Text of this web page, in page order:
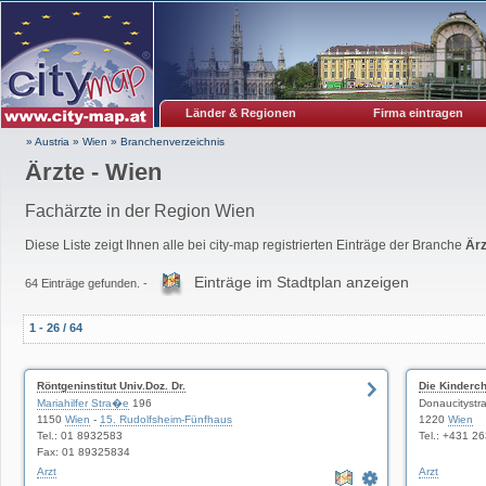
Länder & Regionen Firma eintragen
» Austria » Wien » Branchenverzeichnis
Ärzte - Wien
Fachärzte in der Region Wien
Diese Liste zeigt Ihnen alle bei city-map registrierten Einträge der Branche
64 Einträge gefunden. - Einträge im Stadtplan anzeigen
1 - 26 / 64
Röntgeninstitut Univ.Doz. Dr.
Mariahilfer Stra�e 196
1150 Wien - 15. Rudolfsheim-Fünfhaus
Tel.: 01 8932583
Fax: 01 89325834
Arzt
Die
1220 Wien
Tel.: +431
Arzt